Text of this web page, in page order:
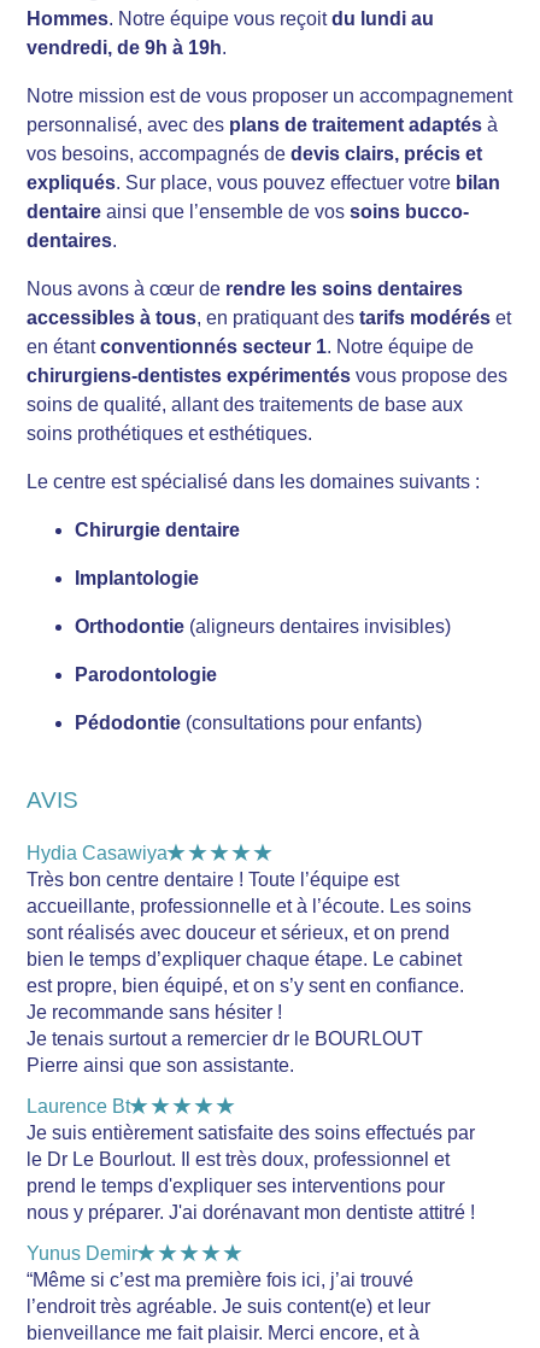
Hommes. Notre équipe vous reçoitdu lundi au
vendredi, de 9h à 19h.
Notre mission est de vous proposer un accompagnement
personnalisé, avec des plans de traitement adaptés à
vos besoins, accompagnés dedevis clairs, précis et
expliqués. Sur place, vous pouvez effectuer votre bilan
dentaire ainsi que l’ensemble de vossoins bucco-
dentaires.
Nous avons à cœur de rendre les soins dentaires
accessibles à tous, en pratiquant destarifs modérés et
en étantconventionnés secteur 1. Notre équipe de
chirurgiens-dentistes expérimentés vous propose des
soins de qualité, allant des traitements de base aux
soins prothétiques et esthétiques.
Le centre est spécialisé dans les domaines suivants :
Chirurgie dentaire
Implantologie
Orthodontie (aligneurs dentaires invisibles)
Parodontologie
Pédodontie (consultations pour enfants)
AVIS
Hydia Casawiya★★★★★
Très bon centre dentaire ! Toute l’équipe est
accueillante, professionnelle et à l’écoute. Les soins
sont réalisés avec douceur et sérieux, et on prend
bien le temps d’expliquer chaque étape. Le cabinet
est propre, bien équipé, et on s’y sent en confiance.
Je recommande sans hésiter !
Je tenais surtout a remercier dr le BOURLOUT
Pierre ainsi que son assistante.
Laurence Bt★★★★★
Je suis entièrement satisfaite des soins effectués par
le Dr Le Bourlout. Il est très doux, professionnel et
prend le temps d'expliquer ses interventions pour
nous y préparer. J'ai dorénavant mon dentiste attitré !
Yunus Demir★★★★★
“Même si c’est ma première fois ici, j’ai trouvé
l’endroit très agréable. Je suis content(e) et leur
bienveillance me fait plaisir. Merci encore, et à